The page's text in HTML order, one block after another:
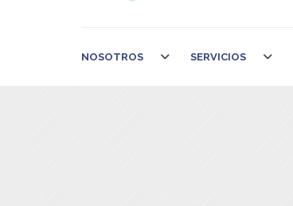
NOSOTROS SERVICIOS